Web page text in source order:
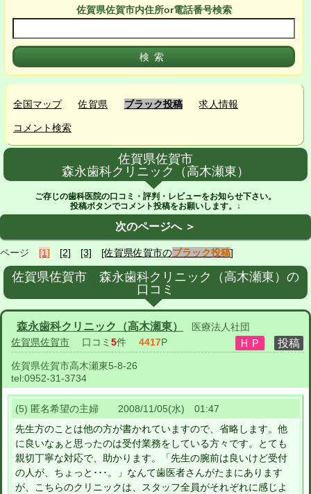
佐賀県佐賀市内住所or電話番号検索
全国マップ 佐賀県 ブラック投稿 求人情報
コメント検索
佐賀県佐賀市
森永歯科クリニック（高木瀬東）
ご存じの歯科医院の口コミ・評判・レビューをお知らせ下さい。
投稿ボタンでコメント投稿をお願いします。↓
次のページへ ＞
ページ [1] [2] [3] [佐賀県佐賀市のブラック投稿]
佐賀県佐賀市 森永歯科クリニック（高木瀬東）の
口コミ
森永歯科クリニック（高木瀬東）
医療法人社団
佐賀県佐賀市 口コミ 5件 4417P
佐賀県佐賀市高木瀬東5-8-26
tel:0952-31-3734
(5) 匿名希望の主婦 2008/11/05(水) 01:47
先生方のことは他の方が書かれていますので、省略します。他
に良いなぁと思ったのは受付業務をしている方々です。とても
親切丁寧な対応で、助かります。「先生の腕前は良いけど受付
の人が、ちょっと･･･。」なんて歯医者さんがたまにあります
が、こちらのクリニックは、スタッフ全員がそれぞれに感じよ